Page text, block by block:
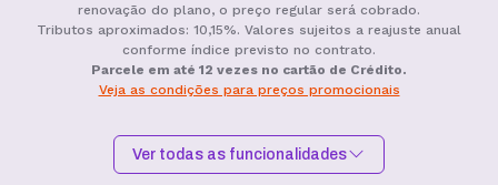
renovação do plano, o preço regular será cobrado.
Tributos aproximados: 10,15%. Valores sujeitos a reajuste anual
conforme índice previsto no contrato.
Parcele em até 12 vezes no cartão de Crédito.
Veja as condições para preços promocionais
Ver todas as funcionalidades